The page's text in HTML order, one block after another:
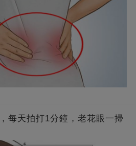
每天拍打1分鐘，老花眼一掃